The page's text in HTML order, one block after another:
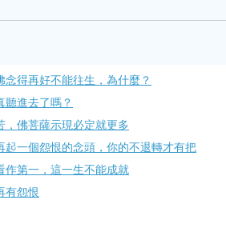
得再好不能往生，為什麼？
聽進去了嗎？
，佛菩薩示現必定就更多
起一個怨恨的念頭，你的不退轉才有把
作第一，這一生不能成就
有怨恨